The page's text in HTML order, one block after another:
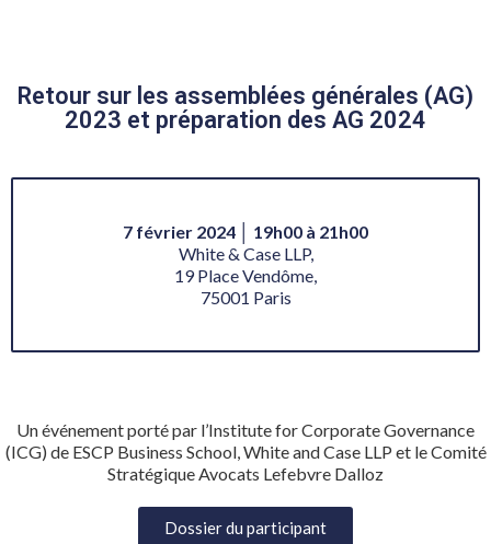
Retour sur les assemblées générales (AG)
2023 et préparation des AG 2024
7 février 2024 │ 19h00 à 21h00
White & Case LLP,
19 Place Vendôme,
75001 Paris
Un événement porté par l’Institute for Corporate Governance
(ICG) de ESCP Business School, White and Case LLP et le Comité
Stratégique Avocats Lefebvre Dalloz
Dossier du participant